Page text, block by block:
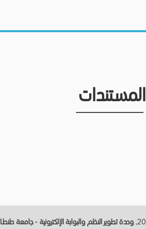
المستندات
وحدة تطوير النظم والبوابة الإلكترونية - جامعة طنطــا